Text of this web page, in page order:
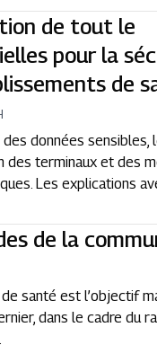
de tout le
pour la
de
données
des terminaux et des
Les explications
de la
santé est l’objectif
dans le cadre du